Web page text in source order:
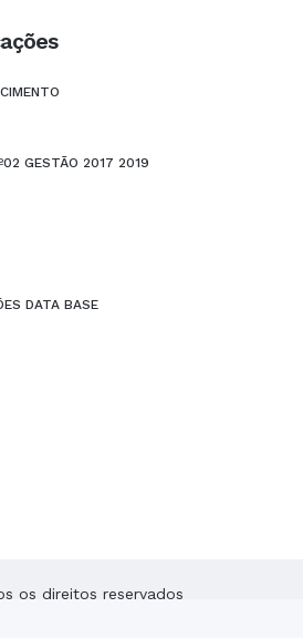
GESTÃO 2017 2019
DATA BASE
os direitos reservados